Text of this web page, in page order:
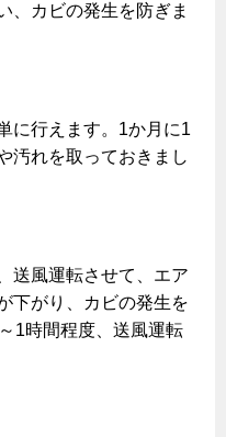
、カビの発生を防ぎま
に行えます。1か月に1
汚れを取っておきまし
送風運転させて、エア
下がり、カビの発生を
1時間程度、送風運転